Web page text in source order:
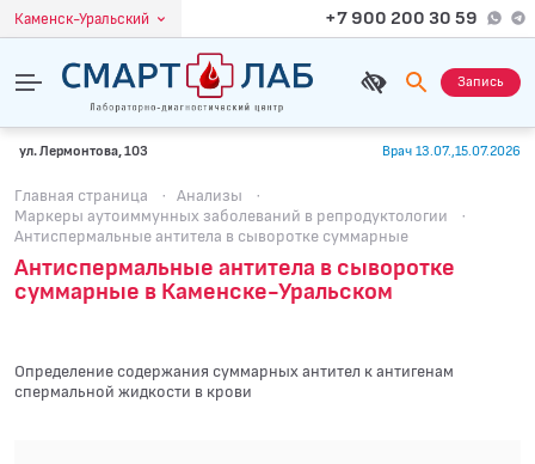
Каменск-Уральский +7 900 200 30 59
Запись
ул. Лермонтова, 103 Врач 13.07.,15.07.2026
Главная страница · Анализы
·
Маркеры аутоиммунных заболеваний в репродуктологии
·
Антиспермальные антитела в сыворотке суммарные
Антиспермальные антитела в сыворотке
суммарные в Каменске-Уральском
Определение содержания суммарных антител к антигенам
спермальной жидкости в крови